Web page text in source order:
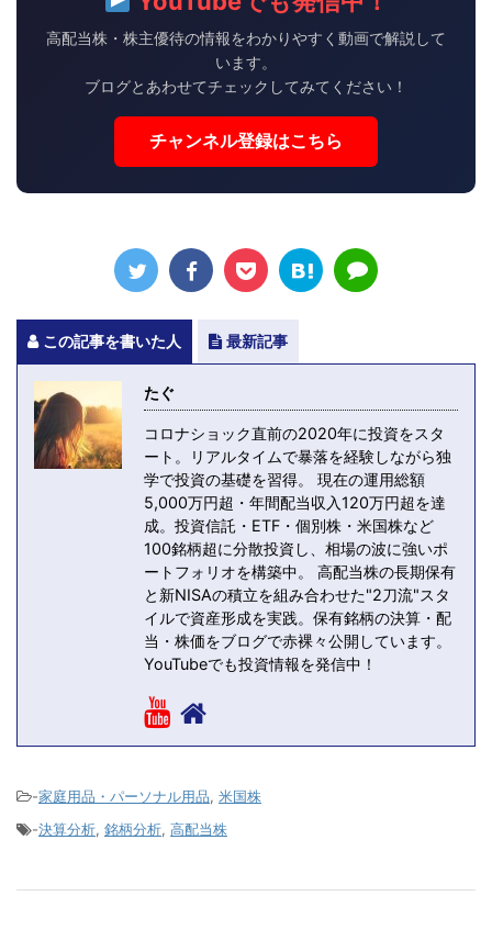
高配当株・株主優待の情報をわかりやすく動画で解説して
います。
ブログとあわせてチェックしてみてください！
チャンネル登録はこちら
この記事を書いた人 最新記事
たぐ
コロナショック直前の2020年に投資をスタ
ート。リアルタイムで暴落を経験しながら独
学で投資の基礎を習得。 現在の運用総額
5,000万円超・年間配当収入120万円超を達
成。投資信託・ETF・個別株・米国株など
100銘柄超に分散投資し、相場の波に強いポ
ートフォリオを構築中。 高配当株の長期保有
と新NISAの積立を組み合わせた"2刀流"スタ
イルで資産形成を実践。保有銘柄の決算・配
当・株価をブログで赤裸々公開しています。
YouTubeでも投資情報を発信中！
-家庭用品・パーソナル用品, 米国株
-決算分析, 銘柄分析, 高配当株